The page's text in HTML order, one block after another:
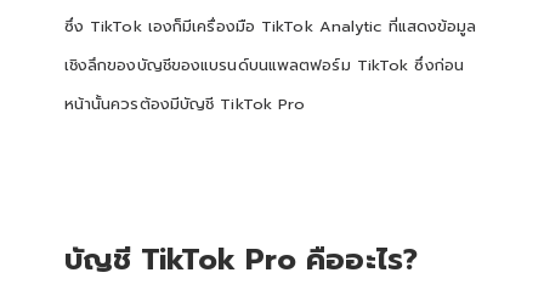
ซึ่ง TikTok เองก็มีเครื่องมือ TikTok Analytic ที่แสดงข้อมูล
เชิงลึกของบัญชีของแบรนด์บนแพลตฟอร์ม TikTok ซึ่งก่อน
หน้านั้นควรต้องมีบัญชี TikTok Pro
บัญชี TikTok Pro คืออะไร?